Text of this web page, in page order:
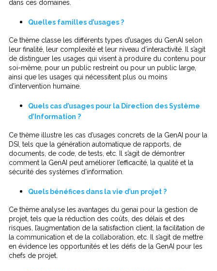
dans ces domaines.
Quelles familles d’usages ?
Ce thème classe les différents types d’usages du GenAI selon
leur finalité, leur complexité et leur niveau d’interactivité. Il s’agit
de distinguer les usages qui visent à produire du contenu pour
soi-même, pour un public restreint ou pour un public large,
ainsi que les usages qui nécessitent plus ou moins
d’intervention humaine.
Quels cas d’usages pour la Direction des Système
d’Information ?
Ce thème illustre les cas d’usages concrets de la GenAI pour la
DSI, tels que la génération automatique de rapports, de
documents, de code, de tests, etc. Il s’agit de démontrer
comment la GenAI peut améliorer l’efficacité, la qualité et la
sécurité des systèmes d’information.
Quels bénéfices dans la vie d’un projet ?
Ce thème analyse les avantages du genai pour la gestion de
projet, tels que la réduction des coûts, des délais et des
risques, l’augmentation de la satisfaction client, la facilitation de
la communication et de la collaboration, etc. Il s’agit de mettre
en évidence les opportunités et les défis de la GenAI pour les
chefs de projet.